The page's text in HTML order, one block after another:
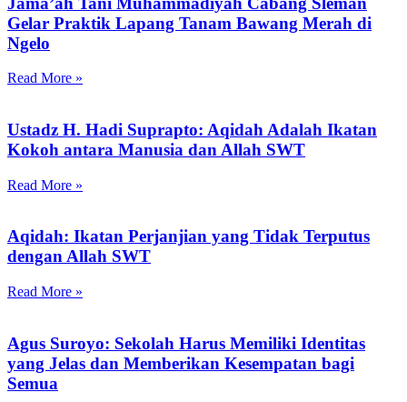
Gelar Praktik Lapang Tanam Bawang Merah di
Ngelo
Read More »
Ustadz H. Hadi Suprapto: Aqidah Adalah Ikatan
Kokoh antara Manusia dan Allah SWT
Read More »
Aqidah: Ikatan Perjanjian yang Tidak Terputus
dengan Allah SWT
Read More »
Agus Suroyo: Sekolah Harus Memiliki Identitas
yang Jelas dan Memberikan Kesempatan bagi
Semua